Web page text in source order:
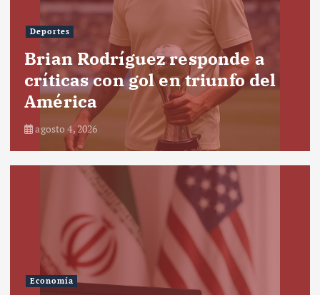
Deportes
Brian Rodríguez responde a
críticas con gol en triunfo del
América
agosto 4, 2026
Economía